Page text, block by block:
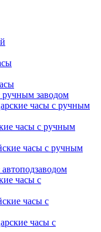
ручным заводом
часы с ручным
часы с ручным
часы с ручным
часы с
часы с
часы с